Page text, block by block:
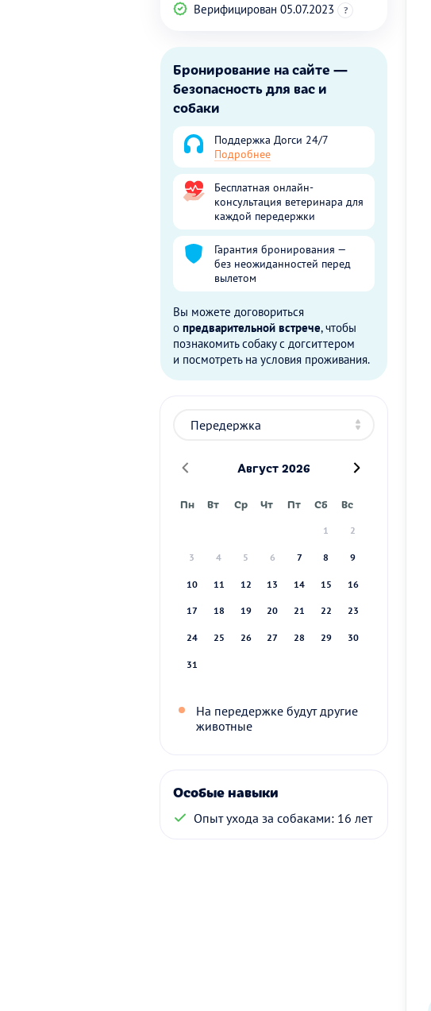
Верифицирован 05.07.2023
?
Бронирование на сайте —
безопасность для вас и
собаки
Поддержка Догси 24/7
Подробнее
Бесплатная онлайн-
консультация ветеринара для
каждой передержки
Гарантия бронирования —
без неожиданностей перед
вылетом
Вы можете договориться
о предварительной встрече, чтобы
познакомить собаку с догситтером
и посмотреть на условия проживания.
Август 2026
Пн Вт Ср Чт Пт Сб Вс
1 2
3 4 5 6 7 8 9
10 11 12 13 14 15 16
17 18 19 20 21 22 23
24 25 26 27 28 29 30
31
На передержке будут другие
животные
Особые навыки
Опыт ухода за собаками: 16 лет